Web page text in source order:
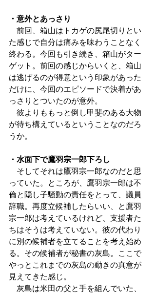
・意外とあっさり
前回、箱山はトカゲの尻尾切りとい
た感じで自分は痛みを味わうことなく
終わる。今回も引き続き、箱山がター
ゲット。前回の感じからいくと、箱山
は逃げるのが得意という印象があった
だけに、今回のエピソードで決着があ
っさりとついたのが意外。
彼よりももっと倒し甲斐のある大物
が待ち構えているということなのだろ
うか。
・水面下で鷹羽宗一郎下ろし
そしてそれは鷹羽宗一郎なのだと思
っていた。ところが、鷹羽宗一郎は不
倫と隠し子騒動の責任をとって、議員
辞職。再度立候補したらいい、と鷹羽
宗一郎は考えているけれど、支援者た
ちはそうは考えていない。彼の代わり
に別の候補者を立てることを考え始め
る。その候補者が秘書の灰島。ここで
やっとこれまでの灰島の動きの真意が
見えてきた感じ。
灰島は米田の父と手を組んでいた、